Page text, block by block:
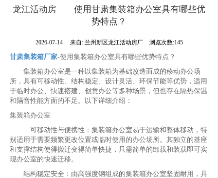
龙江活动房——使用甘肃集装箱办公室具有哪些优
势特点？
2026-07-14 来自: 兰州新区龙江活动房厂 浏览次数:145
甘肃集装箱厂家-使用集装箱办公室具有哪些优势特点？
集装箱办公室是一种以集装箱为基础改造而成的移动办公场
所，具有可移动性、结构稳定、设计灵活、环保节能等优势，适用
于临时办公、快速搭建、创意办公等多种场景，但也存在隔热保温
和隔音性能方面的不足。以下详细介绍：
集装箱办公室
可移动性与便携性：集装箱办公室易于运输和整体移动，特
别适用于需要频繁更改位置或临时使用的办公场所。其独立的基座
和支撑结构使得搬迁变得简单快捷，只需简单的卸载和装载即可实
现办公室的快速迁移。
结构稳定安全：由高强度钢组成的集装箱办公室坚固耐用，具